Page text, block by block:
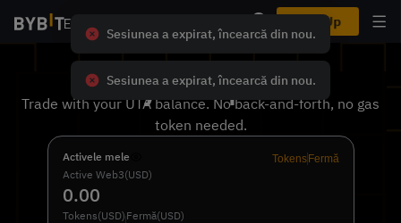
Sign Up
Bybit Alpha
Trade with your UTA balance. No back-and-forth, no gas
token needed.
Activele mele Tokens Fermă
Active Web3(USD)
0.00
Tokens(USD)Fermă(USD)
Sesiunea a expirat, încearcă din nou.
Sesiunea a expirat, încearcă din nou.